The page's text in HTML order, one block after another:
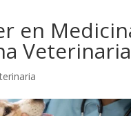
en
Veterinaria